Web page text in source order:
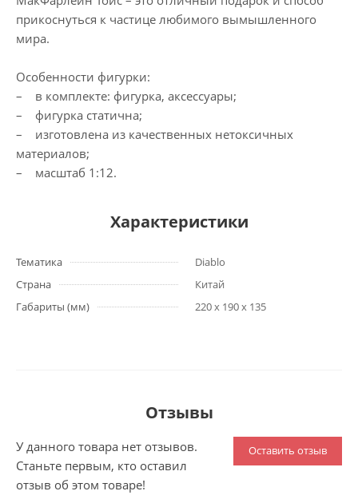
прикоснуться к частице любимого вымышленного
мира.
Особенности фигурки:
– в комплекте: фигурка, аксессуары;
– фигурка статична;
– изготовлена из качественных нетоксичных
материалов;
– масштаб 1:12.
Характеристики
Тематика
Diablo
Страна
Китай
Габариты (мм)
220 x 190 x 135
Отзывы
Оставить отзыв
У данного товара нет отзывов.
Станьте первым, кто оставил
отзыв об этом товаре!